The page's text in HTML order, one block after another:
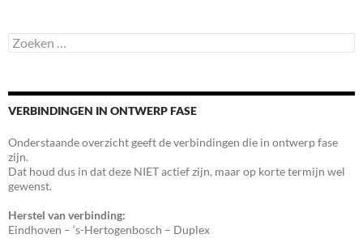
Zoeken
naar:
VERBINDINGEN IN ONTWERP FASE
Onderstaande overzicht geeft de verbindingen die in ontwerp fase
zijn.
Dat houd dus in dat deze NIET actief zijn, maar op korte termijn wel
gewenst.
Herstel van verbinding:
Eindhoven – ‘s-Hertogenbosch – Duplex